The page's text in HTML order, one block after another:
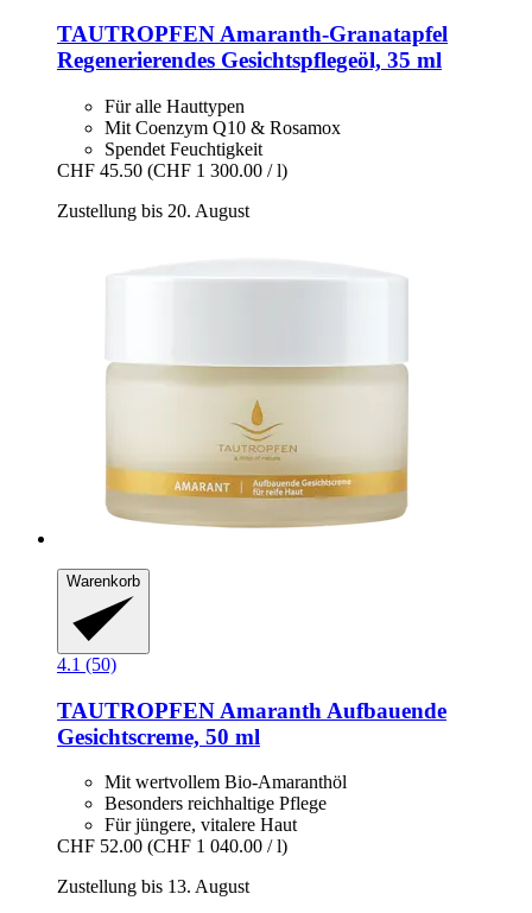
TAUTROPFEN Amaranth-​Granatapfel
Regenerierendes Gesichtspflegeöl, 35 ml
Für alle Hauttypen
Mit Coenzym Q10 & Rosamox
Spendet Feuchtigkeit
CHF 45.50 (CHF 1 300.00 / l)
Zustellung bis 20. August
Warenkorb
4.1 (50)
TAUTROPFEN Amaranth Aufbauende
Gesichtscreme, 50 ml
Mit wertvollem Bio-Amaranthöl
Besonders reichhaltige Pflege
Für jüngere, vitalere Haut
CHF 52.00 (CHF 1 040.00 / l)
Zustellung bis 13. August